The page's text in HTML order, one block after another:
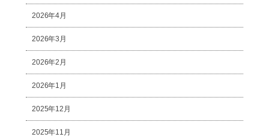
2026年4月
2026年3月
2026年2月
2026年1月
2025年12月
2025年11月